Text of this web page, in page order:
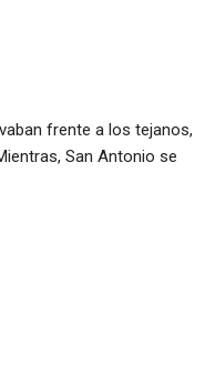
frente a los tejanos,
San Antonio se